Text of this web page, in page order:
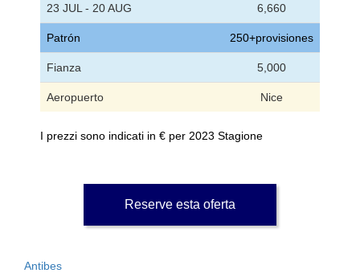
23 JUL - 20 AUG 6,660
Patrón 250+provisiones
Fianza 5,000
Aeropuerto Nice
I prezzi sono indicati in € per 2023 Stagione
Reserve esta oferta
Antibes